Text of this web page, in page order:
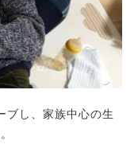
ブし、家族中心の生